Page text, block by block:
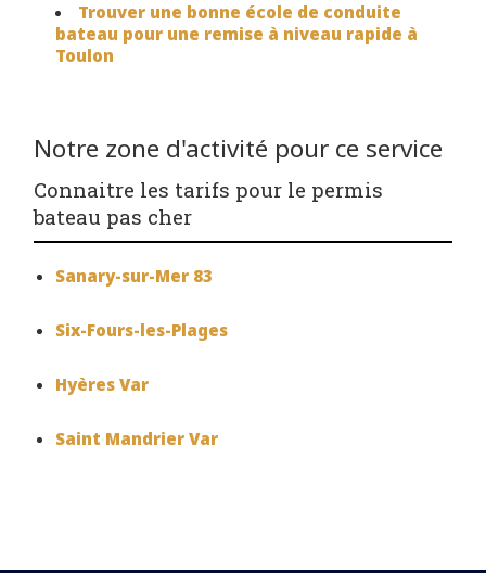
Trouver une bonne école de conduite
bateau pour une remise à niveau rapide à
Toulon
Notre zone d'activité pour ce service
Connaitre les tarifs pour le permis
bateau pas cher
Sanary-sur-Mer 83
Six-Fours-les-Plages
Hyères Var
Saint Mandrier Var